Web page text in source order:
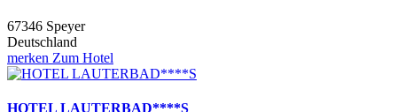
67346 Speyer
Deutschland
merken Zum Hotel
HOTEL LAUTERBAD****S